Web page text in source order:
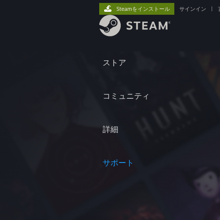
ストア
コミュニティ
詳細
サポート
Steamをインストール サインイン